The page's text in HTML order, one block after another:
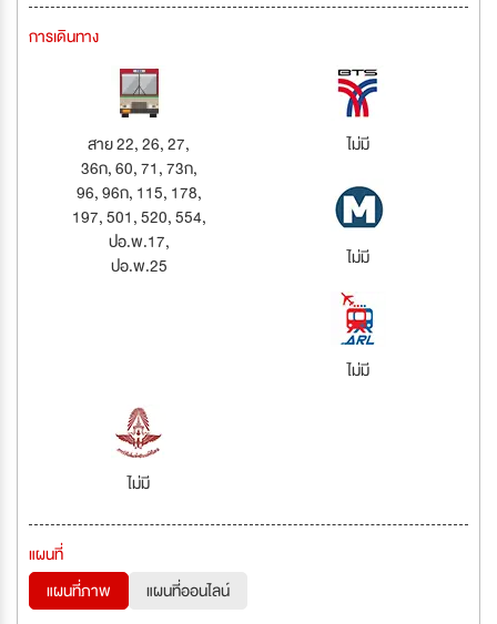
การเดินทาง
สาย 22, 26, 27,
36ก, 60, 71, 73ก,
96, 96ก, 115, 178,
197, 501, 520, 554,
ปอ.พ.17,
ปอ.พ.25
ไม่มี
ไม่มี
ไม่มี
ไม่มี
แผนที่
แผนที่ภาพ
แผนที่ออนไลน์